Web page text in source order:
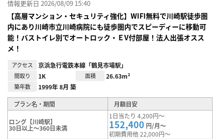
情報更新日 2026/08/09 15:40
【高層マンション・セキュリティ強化】WIFI無料で川崎駅徒歩圏
内にあり川崎市立川崎病院にも徒歩圏内でスピーディーに移動可
能！バストイレ別でオートロック・ＥV付部屋！法人出張オスス
メ！
アクセス 京浜急行電鉄本線「鶴見市場駅」
間取り 1K 面積 26.63m²
築年数 1999年 8月 築
プラン名・期間 月額目安
ロング【川崎駅】
30日以上～360日未満
1日当たり 4,200円～
152,400 円/月～
初期費用他 22,000円～